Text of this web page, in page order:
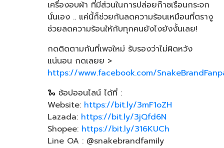
เครื่องอบผ้า ที่มีส่วนในการปล่อยก๊าซเรือนกระจก
นั่นเอง .. แค่นี้ก็ช่วยกันลดความร้อนเหมือนที่ตรางู
ช่วยลดความร้อนให้กับทุกคนยังไงยังงั้นเลย!
กดติดตามกันที่เพจใหม่ รับรองว่าไม่ผิดหวัง
แน่นอน กดเลยย >
https://www.facebook.com/
🐍 ช้อปออนไลน์ ได้ที่ :
Website: https://bit.ly/3mF1oZH
Lazada: https://bit.ly/3jQfd6N
Shopee: https://bit.ly/316KUCh
Line OA : @snakebrandfamily